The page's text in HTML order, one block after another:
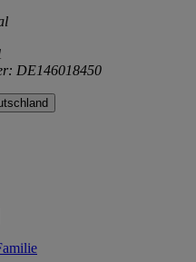
DE146018450